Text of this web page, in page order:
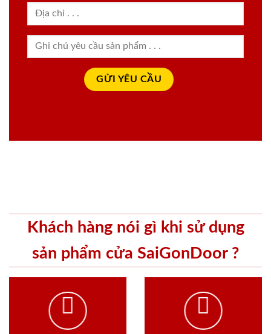
Khách hàng nói gì khi sử dụng
sản phẩm cửa SaiGonDoor ?